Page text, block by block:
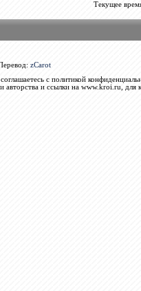
Текущее
zCarot
с политикой
авторства и ссылки на www.kroi.ru, для